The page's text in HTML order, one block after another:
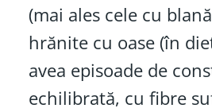
(mai ales cele cu
hrănite cu oase (în
avea episoade de
echilibrată, cu fibre